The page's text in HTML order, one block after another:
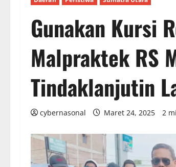
Gunakan Kursi
Malpraktek RS
Tindaklanjutin
cybernasonal Maret 24, 2025 2